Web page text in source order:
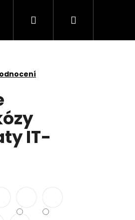
Vrácení zboží
PřihlášeníNákupní
IT-
Následující